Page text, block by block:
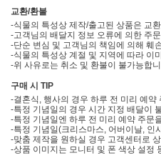
교환/환불
-식물의 특성상 제작/출고된 상품은 교
-고객님의 배달지 정보 오류에 의한 주
-단순 변심 및 고객님의 책임에 의해 훼
-식물의 특성상 계절 및 지역에 따라 이
-위 사유로는 취소 및 환불이 불가능합
구매 시 TIP
-결혼식, 행사의 경우 하루 전 미리 예약
-특정 기념일의 경우 시간 지정 배달이
-특정 기념일엔 하루 전 미리 예약 주문
-특정 기념일(크리스마스, 어버이날, 인
-맞춤 제작을 원하실 경우 고객센터로
-상품 이미지는 모니터 및 폰 색상 설정